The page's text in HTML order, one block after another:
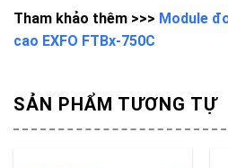
Tham khảo thêm >>> Module
cao EXFO FTBx-750C
SẢN PHẨM TƯƠNG TỰ